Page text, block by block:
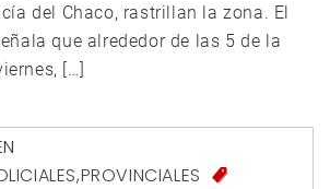
del Chaco, rastrillan la zona. El
que alrededor de las 5 de la
[…]
,PROVINCIALES